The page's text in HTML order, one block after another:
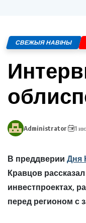
СВЕЖЫЯ НАВІНЫ
Administrator 1
В преддверии Дня
Кравцов
инвестпроектах,
перед регионом с